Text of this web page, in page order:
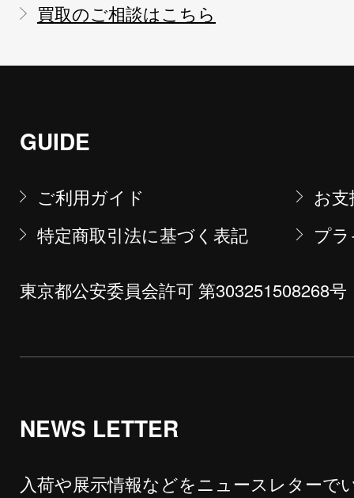
買取のご相談はこちら
GUIDE
ご利用ガイド
お
特定商取引法に基づく表記
プ
東京都公安委員会許可 第303251508268号
NEWS LETTER
入荷や展示情報などをニュースレターで